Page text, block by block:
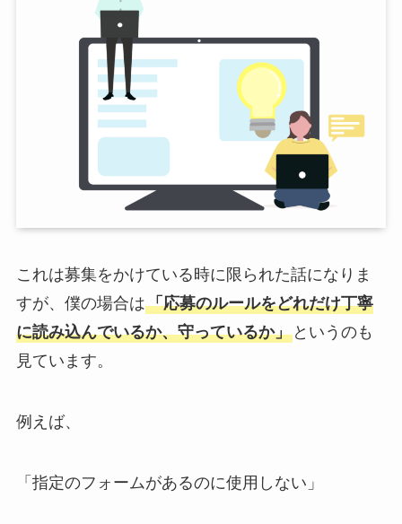
これは募集をかけている時に限られた話になりま
すが、僕の場合は「応募のルールをどれだけ丁寧
に読み込んでいるか、守っているか」というのも
見ています。
例えば、
「指定のフォームがあるのに使用しない」